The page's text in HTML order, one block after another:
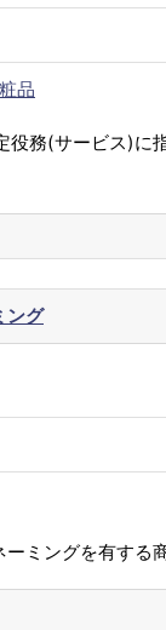
品
役務(サービス)に
ング
ミングを有する